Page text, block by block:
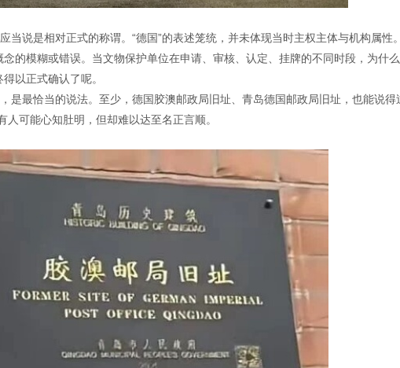
当说是相对正式的称谓。“德国”的表述笼统，并未体现当时主权主体与机构属性
的模糊或错误。当文物保护单位在申请、审核、认定、挂牌的不同时段，为什
以正式确认了呢。
是最恰当的说法。至少，德国胶澳邮政局旧址、青岛德国邮政局旧址，也能说得
人可能心知肚明，但却难以达至名正言顺。